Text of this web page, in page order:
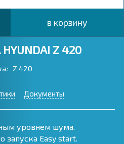
в корзину
Z 420
Z 420
Документы
уровнем шума.
запуска Easy start.